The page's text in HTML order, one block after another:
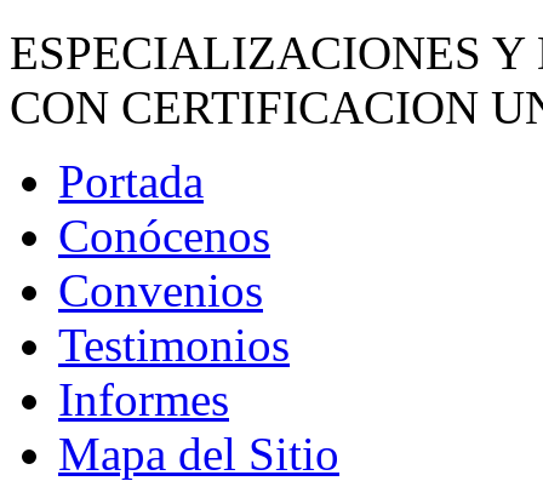
ESPECIALIZACIONES
CON CERTIFICACION
Portada
Conócenos
Convenios
Testimonios
Informes
Mapa del Sitio